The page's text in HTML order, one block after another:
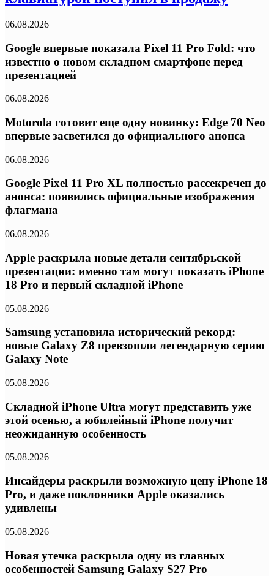
06.08.2026
Google впервые показала Pixel 11 Pro Fold: что
известно о новом складном смартфоне перед
презентацией
06.08.2026
Motorola готовит еще одну новинку: Edge 70 Neo
впервые засветился до официального анонса
06.08.2026
Google Pixel 11 Pro XL полностью рассекречен до
анонса: появились официальные изображения
флагмана
06.08.2026
Apple раскрыла новые детали сентябрьской
презентации: именно там могут показать iPhone
18 Pro и первый складной iPhone
05.08.2026
Samsung установила исторический рекорд:
новые Galaxy Z8 превзошли легендарную серию
Galaxy Note
05.08.2026
Складной iPhone Ultra могут представить уже
этой осенью, а юбилейный iPhone получит
неожиданную особенность
05.08.2026
Инсайдеры раскрыли возможную цену iPhone 18
Pro, и даже поклонники Apple оказались
удивлены
05.08.2026
Новая утечка раскрыла одну из главных
особенностей Samsung Galaxy S27 Pro